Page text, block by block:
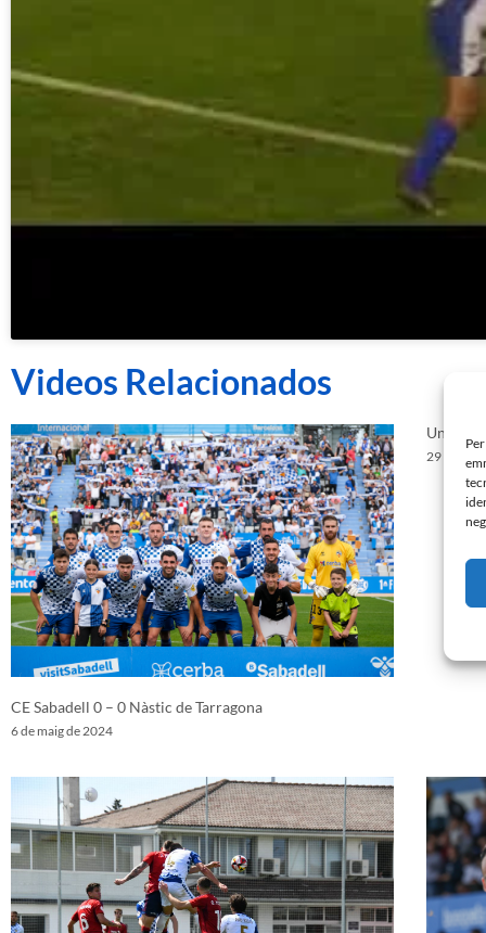
Videos Relacionados
CE Sabadell 0 – 0 Nàstic de Tarragona
6 de maig de 2024
29 d'abril